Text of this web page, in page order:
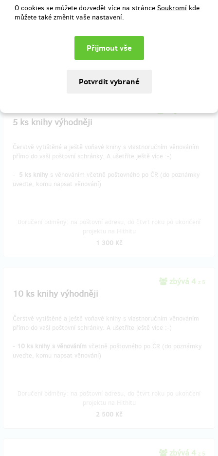
O cookies se můžete dozvedět více na stránce Soukromí kde
můžete také změnit vaše nastavení.
VIP pozvánka na autorské čtení
-šálek čaje/kávy a kousek koláče z kavárny Kliner
Doručení odměny: na poštovní adresu, do čtvrt roku po ukončení
projektu na Hithitu
5 ks knihy výhodněji
Čerstvě vytištěné a ještě voňavé knihy s vlastnoručním věnováním
přímo do vaší poštovní schránky. A ušetříte ještě více :-)
- 5 ks knihy s věnováním včetně poštovného po ČR (do poznámky
uveďte, komu napsat věnování)
1 300 Kč
zbývá 4 z 5
10 ks knihy výhodněji
Čerstvě vytištěné a ještě voňavé knihy s vlastnoručním věnováním
přímo do vaší poštovní schránky. A ušetříte ještě více :-)
- 10 ks knihy s věnováním včetně poštovného po ČR (do poznámky
uveďte, komu napsat věnování)
2 500 Kč
zbývá 4 z 5